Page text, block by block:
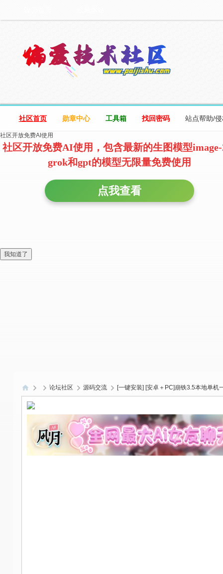
社区首页 勋章中心 工具箱 找回密码 站点帮助/
社区开放免费AI使用
社区开放免费AI使用，包含最新的生图模型
grok和gpt的模型无限量免费使用
点我查看
我知道了
偏
爱
论坛社区 源码交流 [一键安装] [安卓＋PC]崩铁3.5本地单机